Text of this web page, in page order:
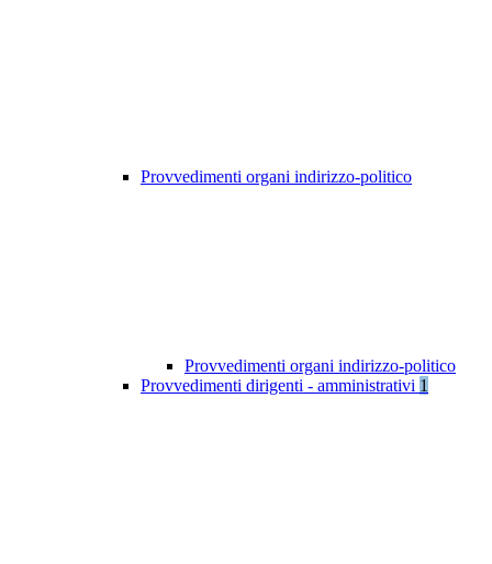
Provvedimenti organi indirizzo-politico
Provvedimenti organi indirizzo-politico
Provvedimenti dirigenti - amministrativi 1